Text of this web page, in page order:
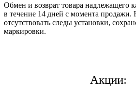
Обмен и возврат товара надлежащего
в течение 14 дней с момента
отсутствовать следы установки,
маркировки.
Акции: